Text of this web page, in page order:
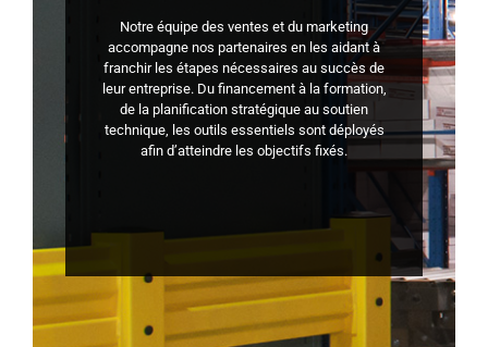
Notre équipe des ventes et du marketing
accompagne nos partenaires en les aidant à
franchir les étapes nécessaires au succès de
leur entreprise. Du financement à la formation,
de la planification stratégique au soutien
technique, les outils essentiels sont déployés
afin d’atteindre les objectifs fixés.